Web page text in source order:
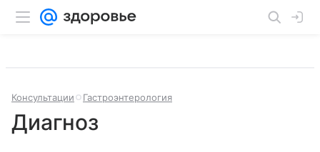
Консультации Гастроэнтерология
Диагноз